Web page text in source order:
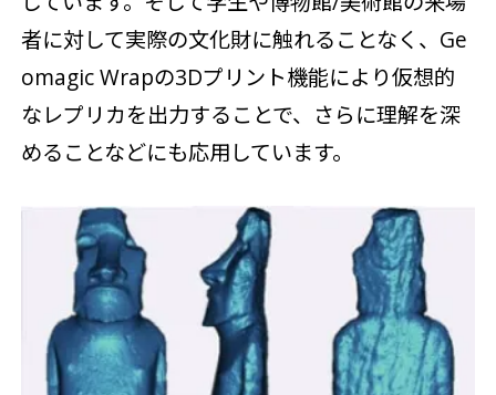
者に対して実際の文化財に触れることなく、Ge
omagic Wrapの3Dプリント機能により仮想的
なレプリカを出力することで、さらに理解を深
めることなどにも応用しています。